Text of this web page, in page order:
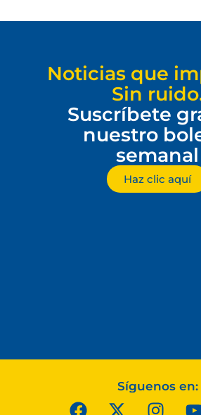
Noticias que
Sin
Suscríbete
nuestro
semanal
Haz clic aquí
Síguenos en: